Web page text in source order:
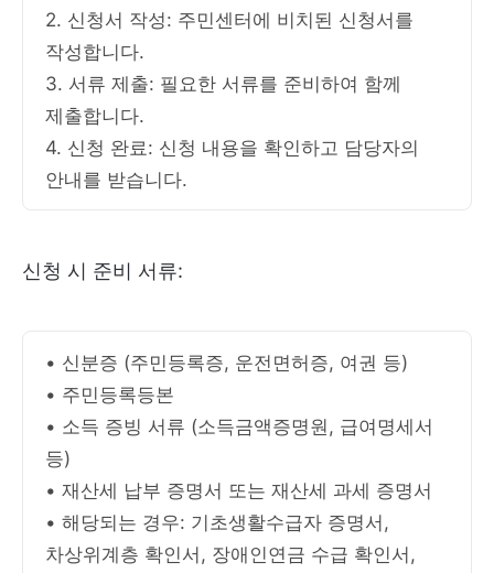
2. 신청서 작성: 주민센터에 비치된 신청서를
작성합니다.
3. 서류 제출: 필요한 서류를 준비하여 함께
제출합니다.
4. 신청 완료: 신청 내용을 확인하고 담당자의
안내를 받습니다.
신청 시 준비 서류:
• 신분증 (주민등록증, 운전면허증, 여권 등)
• 주민등록등본
• 소득 증빙 서류 (소득금액증명원, 급여명세서
등)
• 재산세 납부 증명서 또는 재산세 과세 증명서
• 해당되는 경우: 기초생활수급자 증명서,
차상위계층 확인서, 장애인연금 수급 확인서,